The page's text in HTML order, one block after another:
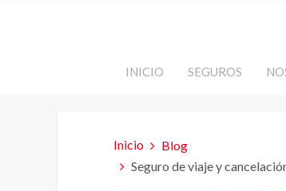
INICIO SEGUROS
Inicio
Blog
Seguro de viaje y